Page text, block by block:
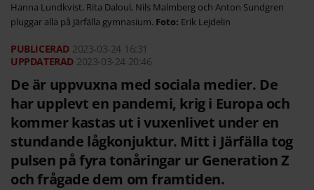
Hanna Lundkvist, Rita Daloul, Nils Malmberg och Anton Sundgren
pluggar alla på Järfälla gymnasium.
Erik Lejdelin
2023-03-24 16:31
2023-03-24 20:46
De är uppvuxna med sociala medier. De
har upplevt en pandemi, krig i Europa och
kommer kastas ut i vuxenlivet under en
stundande lågkonjuktur. Mitt i Järfälla tog
pulsen på fyra tonåringar ur Generation Z
och frågade dem om framtiden.